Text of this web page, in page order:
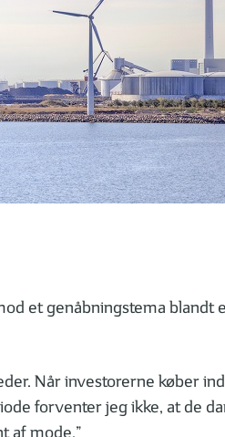
et genåbningstema blandt
Når investorerne køber
forventer jeg ikke, at de
af mode.”